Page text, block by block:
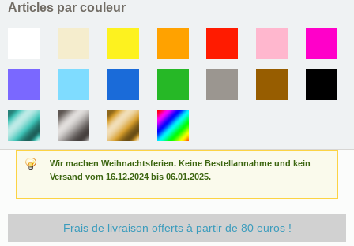
Wir machen Weihnachtsferien. Keine Bestellannahme und kein
Versand vom 16.12.2024 bis 06.01.2025.
Frais de livraison offerts à partir de 80 euros !
Articles par couleur